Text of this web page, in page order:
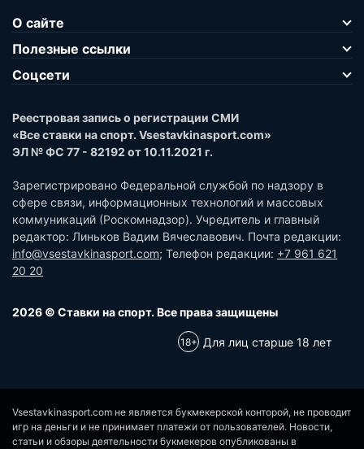
О сайте
Полезные ссылки
Соцсети
Реестровая запись о регистрации СМИ
«Все ставки на спорт. Vsestavkinasport.com»
ЭЛ № ФС 77 - 82192 от 10.11.2021 г.
Зарегистрировано Федеральной службой по надзору в
сфере связи, информационных технологий и массовых
коммуникаций (Роскомнадзор). Учредитель и главный
редактор: Линьков Вадим Вячеславович. Почта редакции:
info@vsestavkinasport.com; Телефон редакции: +7 961 621
20 20
2026 © Ставки на спорт. Все права защищены
Для лиц старше 18 лет
Vsestavkinasport.com не является букмекерской конторой, не проводит
игр на деньги и не принимает платежи от пользователей. Новости,
статьи и обзоры деятельности букмекеров опубликованы в